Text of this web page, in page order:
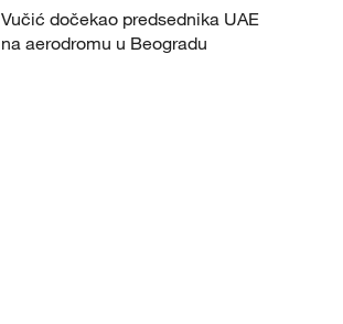
Vučić dočekao predsednika UAE
na aerodromu u Beogradu